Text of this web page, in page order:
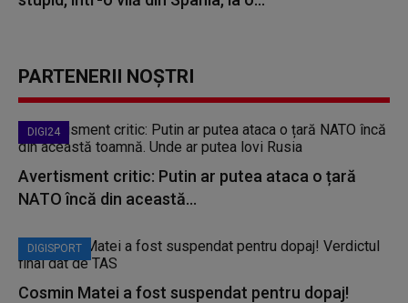
PARTENERII NOȘTRI
DIGI24
Avertisment critic: Putin ar putea ataca o țară
NATO încă din această...
DIGISPORT
Cosmin Matei a fost suspendat pentru dopaj!